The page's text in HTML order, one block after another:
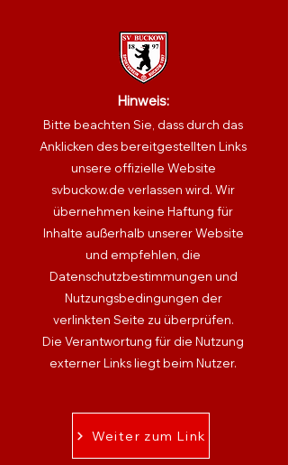
Hinweis:
Bitte beachten Sie, dass durch das
Anklicken des bereitgestellten Links
unsere offizielle Website
svbuckow.de verlassen wird. Wir
übernehmen keine Haftung für
Inhalte außerhalb unserer Website
und empfehlen, die
Datenschutzbestimmungen und
Nutzungsbedingungen der
verlinkten Seite zu überprüfen.
Die Verantwortung für die Nutzung
externer Links liegt beim Nutzer.
Weiter zum Link